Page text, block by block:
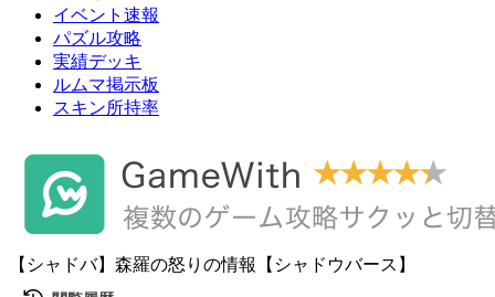
イベント速報
パズル攻略
実績デッキ
ルムマ掲示板
スキン所持率
【シャドバ】森羅の怒りの情報【シャドウバース】